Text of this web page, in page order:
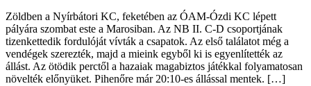
Zöldben a Nyírbátori KC, feketében az ÓAM-Ózdi KC lépett
pályára szombat este a Marosiban. Az NB II. C-D csoportjának
tizenkettedik fordulóját vívták a csapatok. Az első találatot még a
vendégek szerezték, majd a mieink egyből ki is egyenlítették az
állást. Az ötödik perctől a hazaiak magabiztos játékkal folyamatosan
növelték előnyüket. Pihenőre már 20:10-es állással mentek. […]